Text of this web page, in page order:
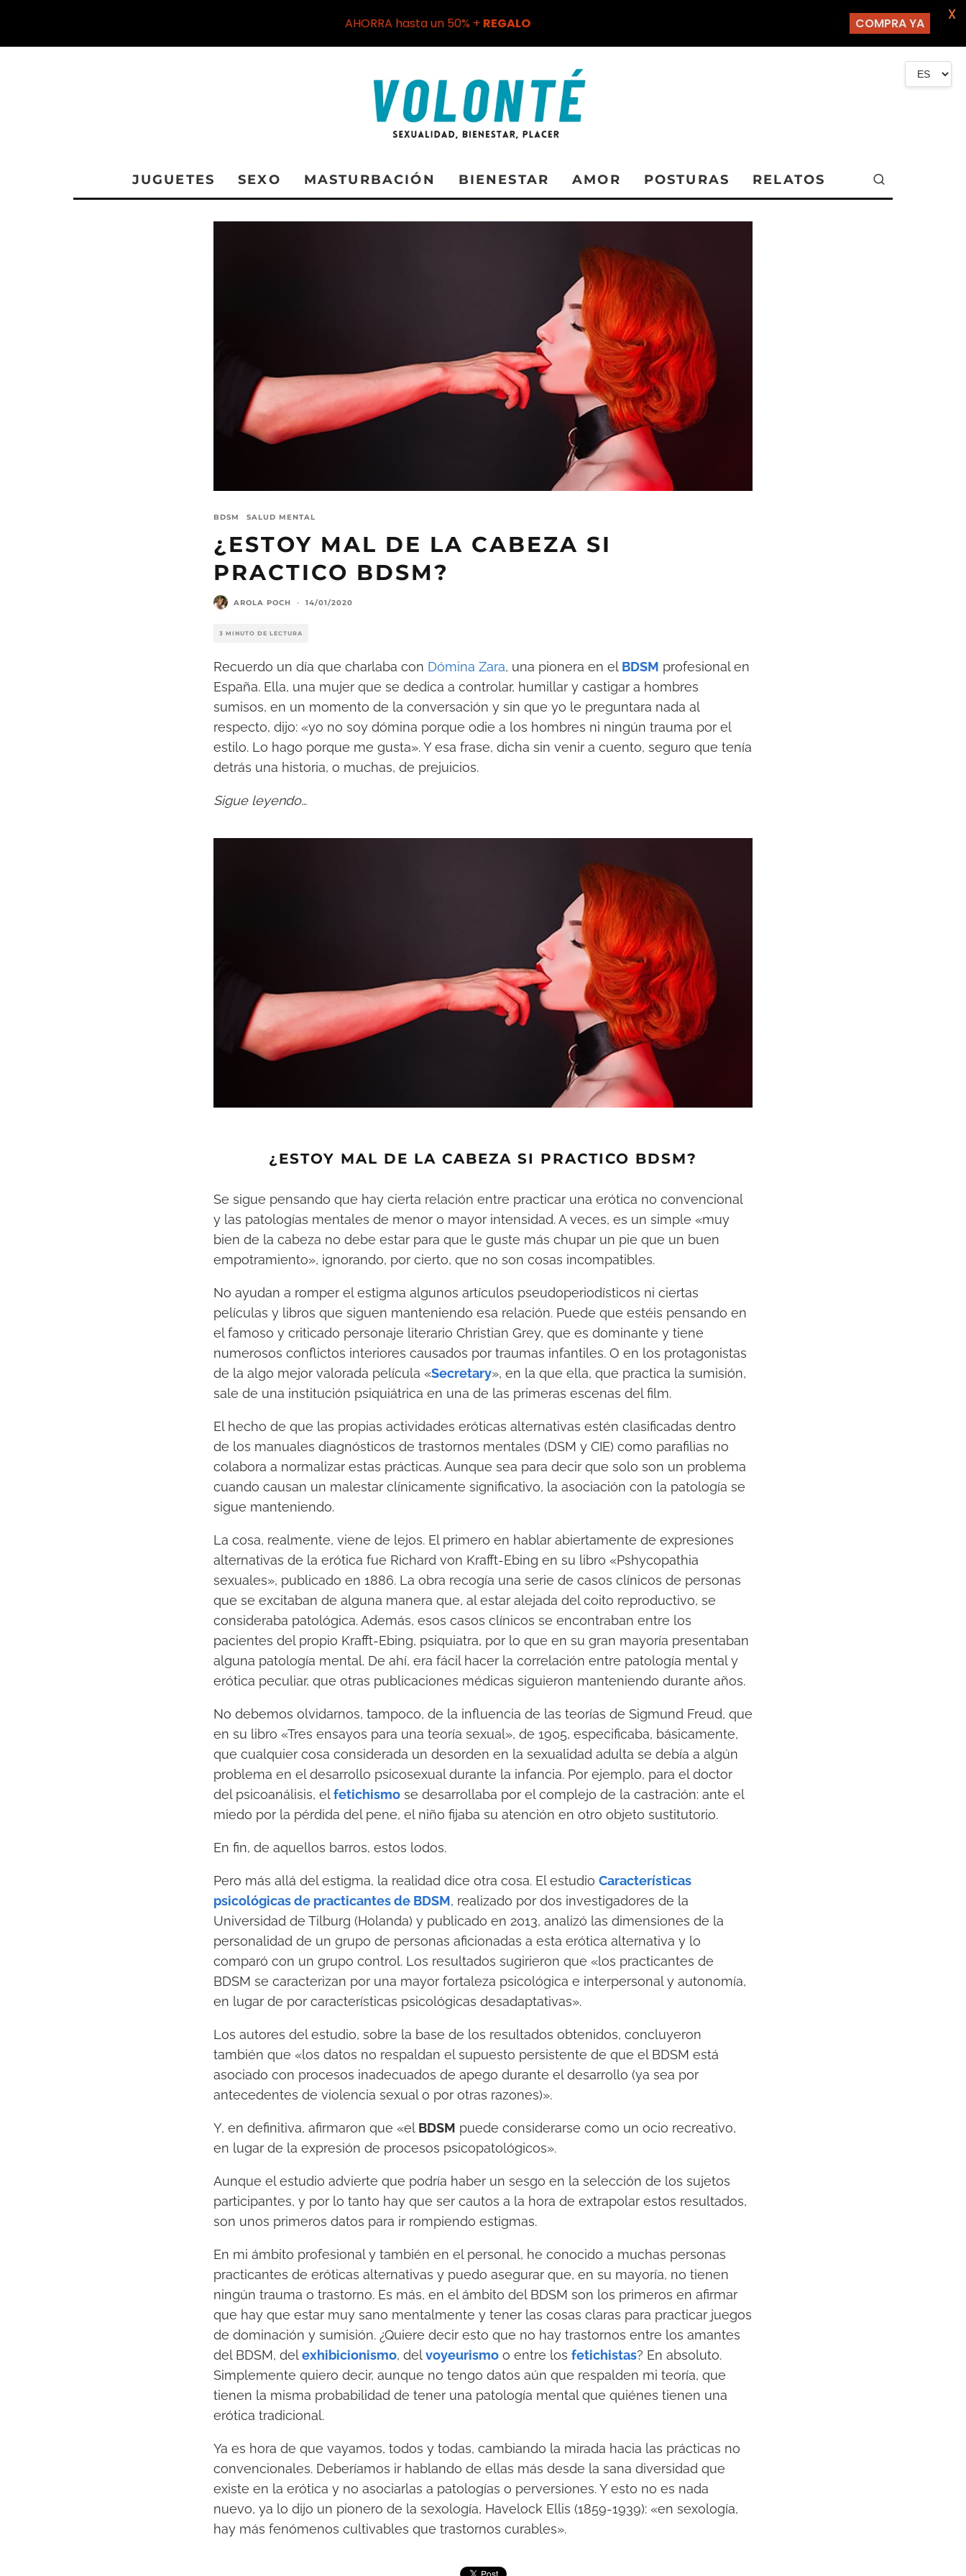
JUGUETES SEXO MASTURBACIÓN BIENESTAR AMOR POSTURAS RELATOS
BDSM SALUD MENTAL
¿ESTOY MAL DE LA CABEZA SI
PRACTICO BDSM?
AROLA POCH · 14/01/2020
3 MINUTO DE LECTURA
Recuerdo un día que charlaba con Dómina Zara, una pionera en el BDSM profesional en
España. Ella, una mujer que se dedica a controlar, humillar y castigar a hombres
sumisos, en un momento de la conversación y sin que yo le preguntara nada al
respecto, dijo: «yo no soy dómina porque odie a los hombres ni ningún trauma por el
estilo. Lo hago porque me gusta». Y esa frase, dicha sin venir a cuento, seguro que tenía
detrás una historia, o muchas, de prejuicios.
Sigue leyendo…
¿ESTOY MAL DE LA CABEZA SI PRACTICO BDSM?
Se sigue pensando que hay cierta relación entre practicar una erótica no convencional
y las patologías mentales de menor o mayor intensidad. A veces, es un simple «muy
bien de la cabeza no debe estar para que le guste más chupar un pie que un buen
empotramiento», ignorando, por cierto, que no son cosas incompatibles.
No ayudan a romper el estigma algunos artículos pseudoperiodísticos ni ciertas
películas y libros que siguen manteniendo esa relación. Puede que estéis pensando en
el famoso y criticado personaje literario Christian Grey, que es dominante y tiene
numerosos conflictos interiores causados por traumas infantiles. O en los protagonistas
de la algo mejor valorada película «Secretary», en la que ella, que practica la sumisión,
sale de una institución psiquiátrica en una de las primeras escenas del film.
El hecho de que las propias actividades eróticas alternativas estén clasificadas dentro
de los manuales diagnósticos de trastornos mentales (DSM y CIE) como parafilias no
colabora a normalizar estas prácticas. Aunque sea para decir que solo son un problema
cuando causan un malestar clínicamente significativo, la asociación con la patología se
sigue manteniendo.
La cosa, realmente, viene de lejos. El primero en hablar abiertamente de expresiones
alternativas de la erótica fue Richard von Krafft-Ebing en su libro «Pshycopathia
sexuales», publicado en 1886. La obra recogía una serie de casos clínicos de personas
que se excitaban de alguna manera que, al estar alejada del coito reproductivo, se
consideraba patológica. Además, esos casos clínicos se encontraban entre los
pacientes del propio Krafft-Ebing, psiquiatra, por lo que en su gran mayoría presentaban
alguna patología mental. De ahí, era fácil hacer la correlación entre patología mental y
erótica peculiar, que otras publicaciones médicas siguieron manteniendo durante años.
No debemos olvidarnos, tampoco, de la influencia de las teorías de Sigmund Freud, que
en su libro «Tres ensayos para una teoría sexual», de 1905, especificaba, básicamente,
que cualquier cosa considerada un desorden en la sexualidad adulta se debía a algún
problema en el desarrollo psicosexual durante la infancia. Por ejemplo, para el doctor
del psicoanálisis, elfetichismo se desarrollaba por el complejo de la castración: ante el
miedo por la pérdida del pene, el niño fijaba su atención en otro objeto sustitutorio.
En fin, de aquellos barros, estos lodos.
Pero más allá del estigma, la realidad dice otra cosa. El estudio Características
psicológicas de practicantes de BDSM, realizado por dos investigadores de la
Universidad de Tilburg (Holanda) y publicado en 2013, analizó las dimensiones de la
personalidad de un grupo de personas aficionadas a esta erótica alternativa y lo
comparó con un grupo control. Los resultados sugirieron que «los practicantes de
BDSM se caracterizan por una mayor fortaleza psicológica e interpersonal y autonomía,
en lugar de por características psicológicas desadaptativas».
Los autores del estudio, sobre la base de los resultados obtenidos, concluyeron
también que «los datos no respaldan el supuesto persistente de que el BDSM está
asociado con procesos inadecuados de apego durante el desarrollo (ya sea por
antecedentes de violencia sexual o por otras razones)».
Y, en definitiva, afirmaron que «el BDSM puede considerarse como un ocio recreativo,
en lugar de la expresión de procesos psicopatológicos».
Aunque el estudio advierte que podría haber un sesgo en la selección de los sujetos
participantes, y por lo tanto hay que ser cautos a la hora de extrapolar estos resultados,
son unos primeros datos para ir rompiendo estigmas.
En mi ámbito profesional y también en el personal, he conocido a muchas personas
practicantes de eróticas alternativas y puedo asegurar que, en su mayoría, no tienen
ningún trauma o trastorno. Es más, en el ámbito del BDSM son los primeros en afirmar
que hay que estar muy sano mentalmente y tener las cosas claras para practicar juegos
de dominación y sumisión. ¿Quiere decir esto que no hay trastornos entre los amantes
del BDSM, delexhibicionismo, delvoyeurismo o entre los fetichistas? En absoluto.
Simplemente quiero decir, aunque no tengo datos aún que respalden mi teoría, que
tienen la misma probabilidad de tener una patología mental que quiénes tienen una
erótica tradicional.
Ya es hora de que vayamos, todos y todas, cambiando la mirada hacia las prácticas no
convencionales. Deberíamos ir hablando de ellas más desde la sana diversidad que
existe en la erótica y no asociarlas a patologías o perversiones. Y esto no es nada
nuevo, ya lo dijo un pionero de la sexología, Havelock Ellis (1859-1939): «en sexología,
hay más fenómenos cultivables que trastornos curables».
AHORRA hasta un 50% + REGALO COMPRA YA
X